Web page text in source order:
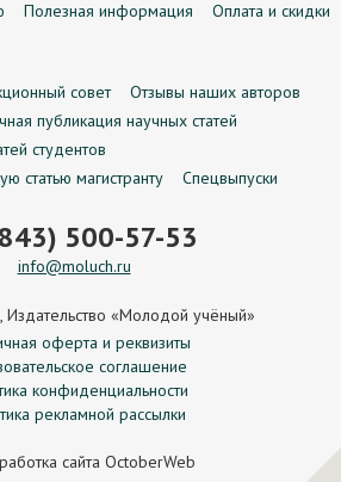
Полезная информация
Оплата и скидки
совет
Отзывы наших авторов
публикация научных статей
студентов
статью магистранту
Спецвыпуски
500-57-53
info@moluch.ru
«Молодой учёный»
оферта и реквизиты
соглашение
конфиденциальности
рекламной рассылки
сайта OctoberWeb